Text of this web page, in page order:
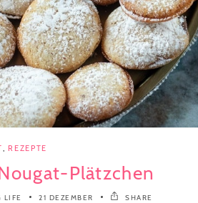
REZEPTE
Plätzchen
LIFE 21 DEZEMBER SHARE